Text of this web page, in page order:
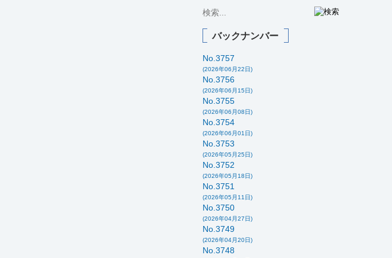
バックナンバー
No.3757
(2026年06月22日)
No.3756
(2026年06月15日)
No.3755
(2026年06月08日)
No.3754
(2026年06月01日)
No.3753
(2026年05月25日)
No.3752
(2026年05月18日)
No.3751
(2026年05月11日)
No.3750
(2026年04月27日)
No.3749
(2026年04月20日)
No.3748